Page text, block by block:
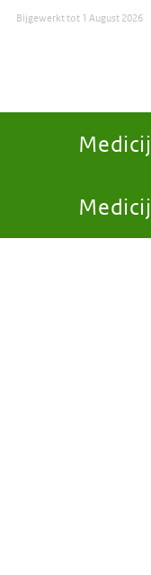
You
Bijgewerkt tot1 August 2026